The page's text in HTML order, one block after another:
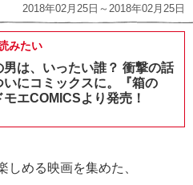
2018年02月25日～2018年02月25日
みたい
男は、いったい誰？ 衝撃の話
いにコミックスに。『箱の
モエCOMICSより発売！
める映画を集めた、